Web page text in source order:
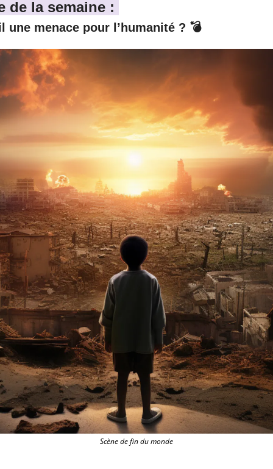
de la semaine :
une menace pour l’humanité ? 💣
Scène de fin du monde